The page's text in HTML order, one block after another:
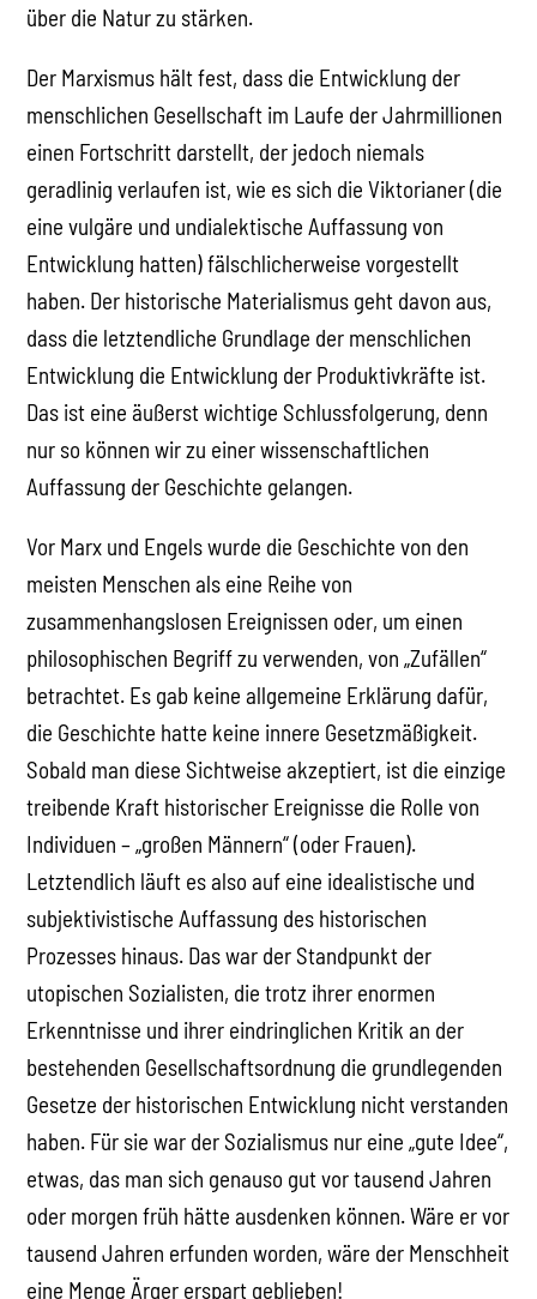
über die Natur zu stärken.
Der Marxismus hält fest, dass die Entwicklung der
menschlichen Gesellschaft im Laufe der Jahrmillionen
einen Fortschritt darstellt, der jedoch niemals
geradlinig verlaufen ist, wie es sich die Viktorianer (die
eine vulgäre und undialektische Auffassung von
Entwicklung hatten) fälschlicherweise vorgestellt
haben. Der historische Materialismus geht davon aus,
dass die letztendliche Grundlage der menschlichen
Entwicklung die Entwicklung der Produktivkräfte ist.
Das ist eine äußerst wichtige Schlussfolgerung, denn
nur so können wir zu einer wissenschaftlichen
Auffassung der Geschichte gelangen.
Vor Marx und Engels wurde die Geschichte von den
meisten Menschen als eine Reihe von
zusammenhangslosen Ereignissen oder, um einen
philosophischen Begriff zu verwenden, von „Zufällen“
betrachtet. Es gab keine allgemeine Erklärung dafür,
die Geschichte hatte keine innere Gesetzmäßigkeit.
Sobald man diese Sichtweise akzeptiert, ist die einzige
treibende Kraft historischer Ereignisse die Rolle von
Individuen – „großen Männern“ (oder Frauen).
Letztendlich läuft es also auf eine idealistische und
subjektivistische Auffassung des historischen
Prozesses hinaus. Das war der Standpunkt der
utopischen Sozialisten, die trotz ihrer enormen
Erkenntnisse und ihrer eindringlichen Kritik an der
bestehenden Gesellschaftsordnung die grundlegenden
Gesetze der historischen Entwicklung nicht verstanden
haben. Für sie war der Sozialismus nur eine „gute Idee“,
etwas, das man sich genauso gut vor tausend Jahren
oder morgen früh hätte ausdenken können. Wäre er vor
tausend Jahren erfunden worden, wäre der Menschheit
eine Menge Ärger erspart geblieben!